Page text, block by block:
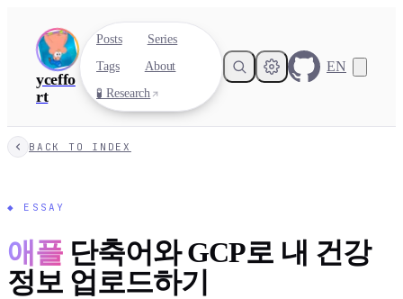
yceffo
rt
Posts
Series
Tags
About
🧪 Research
EN
BACK TO INDEX
◆ ESSAY
애플 단축어와 GCP로 내 건강
정보 업로드하기